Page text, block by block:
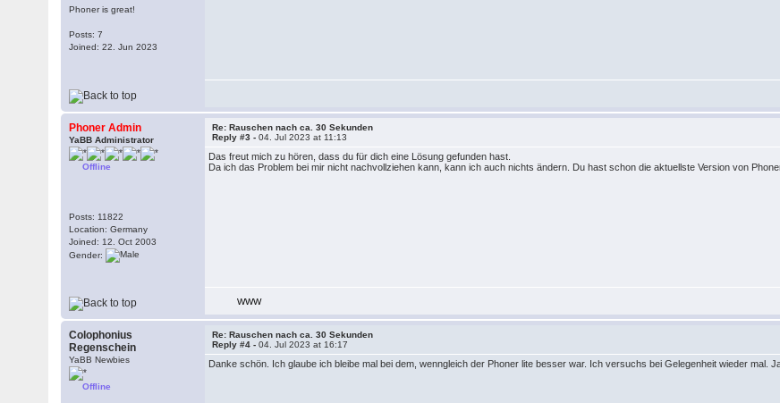
Phoner is great!
Posts: 7
Joined: 22. Jun 2023
Phoner Admin
YaBB Administrator
Offline
Posts: 11822
Location: Germany
Joined: 12. Oct 2003
Gender:
Re: Rauschen nach ca. 30 Sekunden
Reply #3 -04. Jul 2023 at 11:13
Das freut mich zu hören, dass du für dich eine Lösung gefunden hast.
Da ich das Problem bei mir nicht nachvollziehen kann, kann ich auch nichts ändern. Du hast schon die aktuellste Version von
WWW
Colophonius
Regenschein
YaBB Newbies
Offline
Re: Rauschen nach ca. 30 Sekunden
Reply #4 -04. Jul 2023 at 16:17
Danke schön. Ich glaube ich bleibe mal bei dem, wenngleich der Phoner lite besser war. Ich versuchs bei Gelegenheit wieder mal.